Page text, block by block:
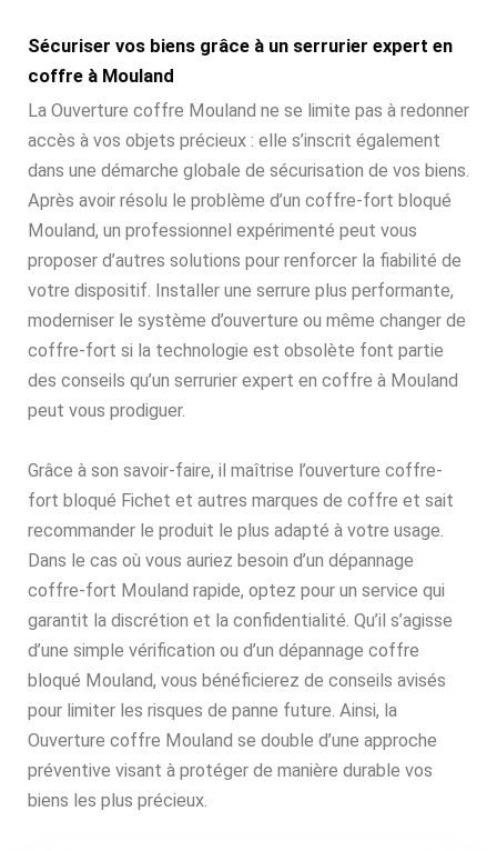
Sécuriser vos biens grâce à un serrurier expert en
coffre à Mouland
La Ouverture coffre Mouland ne se limite pas à redonner
accès à vos objets précieux : elle s’inscrit également
dans une démarche globale de sécurisation de vos biens.
Après avoir résolu le problème d’un coffre-fort bloqué
Mouland, un professionnel expérimenté peut vous
proposer d’autres solutions pour renforcer la fiabilité de
votre dispositif. Installer une serrure plus performante,
moderniser le système d’ouverture ou même changer de
coffre-fort si la technologie est obsolète font partie
des conseils qu’un serrurier expert en coffre à Mouland
peut vous prodiguer.
Grâce à son savoir-faire, il maîtrise l’ouverture coffre-
fort bloqué Fichet et autres marques de coffre et sait
recommander le produit le plus adapté à votre usage.
Dans le cas où vous auriez besoin d’un dépannage
coffre-fort Mouland rapide, optez pour un service qui
garantit la discrétion et la confidentialité. Qu’il s’agisse
d’une simple vérification ou d’un dépannage coffre
bloqué Mouland, vous bénéficierez de conseils avisés
pour limiter les risques de panne future. Ainsi, la
Ouverture coffre Mouland se double d’une approche
préventive visant à protéger de manière durable vos
biens les plus précieux.